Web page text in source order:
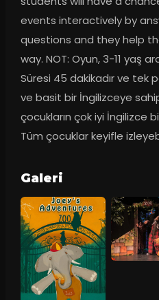
events interactively by
questions and they help
way. NOT: Oyun, 3-11 yaş
Süresi 45 dakikadır ve tek
ve basit bir İngilizceye
çocukların çok iyi İngilizce
Tüm çocuklar keyifle
Galeri